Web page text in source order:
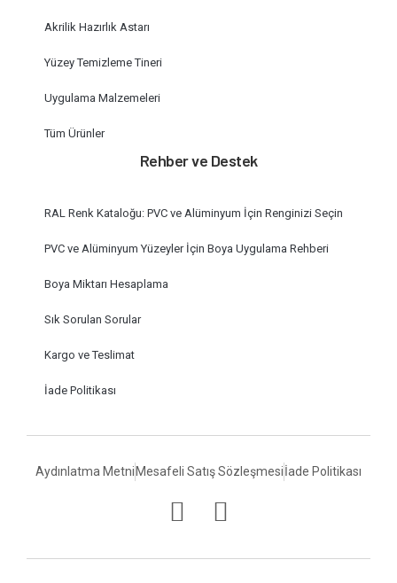
Akrilik Hazırlık Astarı
Yüzey Temizleme Tineri
Uygulama Malzemeleri
Tüm Ürünler
Rehber ve Destek
RAL Renk Kataloğu: PVC ve Alüminyum İçin Renginizi Seçin
PVC ve Alüminyum Yüzeyler İçin Boya Uygulama Rehberi
Boya Miktarı Hesaplama
Sık Sorulan Sorular
Kargo ve Teslimat
İade Politikası
Aydınlatma Metni Mesafeli Satış Sözleşmesiİade Politikası